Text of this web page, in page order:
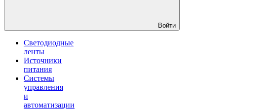
Войти
Светодиодные
ленты
Источники
питания
Системы
управления
и
автоматизации